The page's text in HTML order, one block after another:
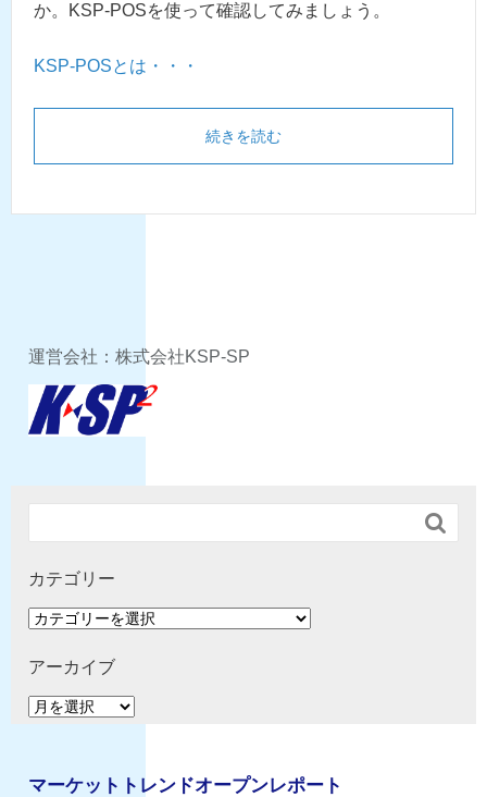
か。KSP-POSを使って確認してみましょう。
KSP-POSとは・・・
続きを読む
運営会社：株式会社KSP-SP

カテゴリー
カ
ゴ
ー
アーカイブ
ア
イ
マーケットトレンドオープンレポート